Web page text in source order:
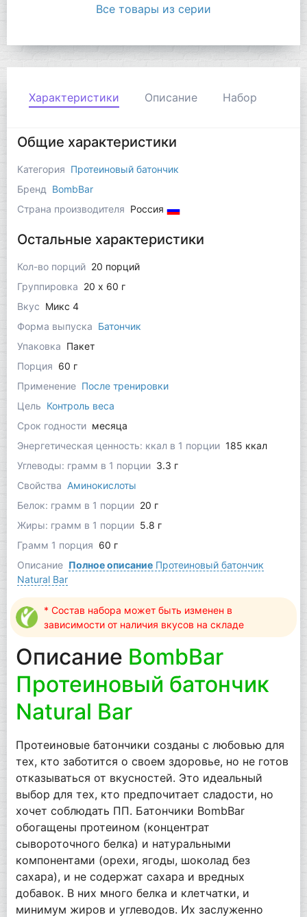
Все товары из серии
Характеристики Описание Набор
Общие характеристики
Категория Протеиновый батончик
Бренд BombBar
Страна производителя Россия
Остальные характеристики
Кол-во порций 20 порций
Группировка 20 x 60 г
Вкус Микс 4
Форма выпуска Батончик
Упаковка Пакет
Порция 60 г
Применение После тренировки
Цель Контроль веса
Срок годности месяца
Энергетическая ценность: ккал в 1 порции 185 ккал
Углеводы: грамм в 1 порции 3.3 г
Свойства Аминокислоты
Белок: грамм в 1 порции 20 г
Жиры: грамм в 1 порции 5.8 г
Грамм 1 порция 60 г
Описание Полное описаниеПротеиновый батончик
Natural Bar
* Состав набора может быть изменен в
зависимости от наличия вкусов на складе
Описание BombBar
Протеиновый батончик
Natural Bar
Протеиновые батончики созданы с любовью для
тех, кто заботится о своем здоровье, но не готов
отказываться от вкусностей. Это идеальный
выбор для тех, кто предпочитает сладости, но
хочет соблюдать ПП. Батончики BombBar
обогащены протеином (концентрат
сывороточного белка) и натуральными
компонентами (орехи, ягоды, шоколад без
сахара), и не содержат сахара и вредных
добавок. В них много белка и клетчатки, и
минимум жиров и углеводов. Их заслуженно